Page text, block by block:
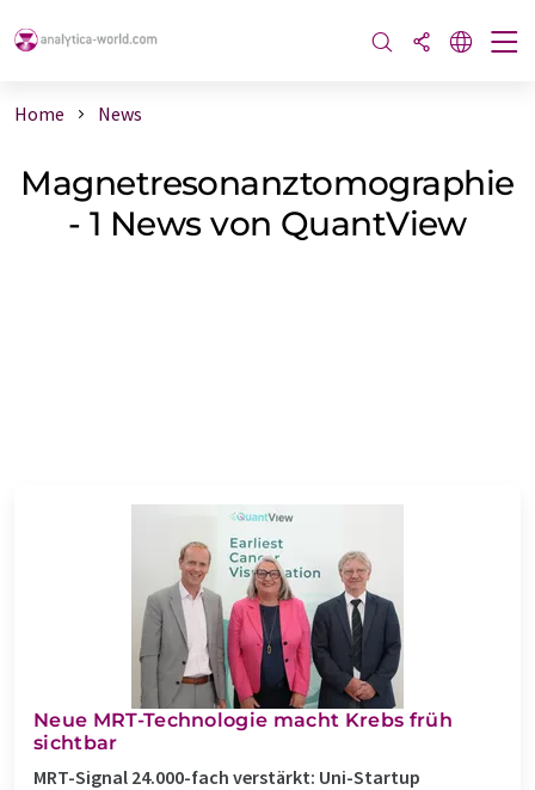
Home News
Magnetresonanztomographie
- 1 News von QuantView
Neue MRT-Technologie macht Krebs früh
sichtbar
MRT-Signal 24.000-fach verstärkt: Uni-Startup